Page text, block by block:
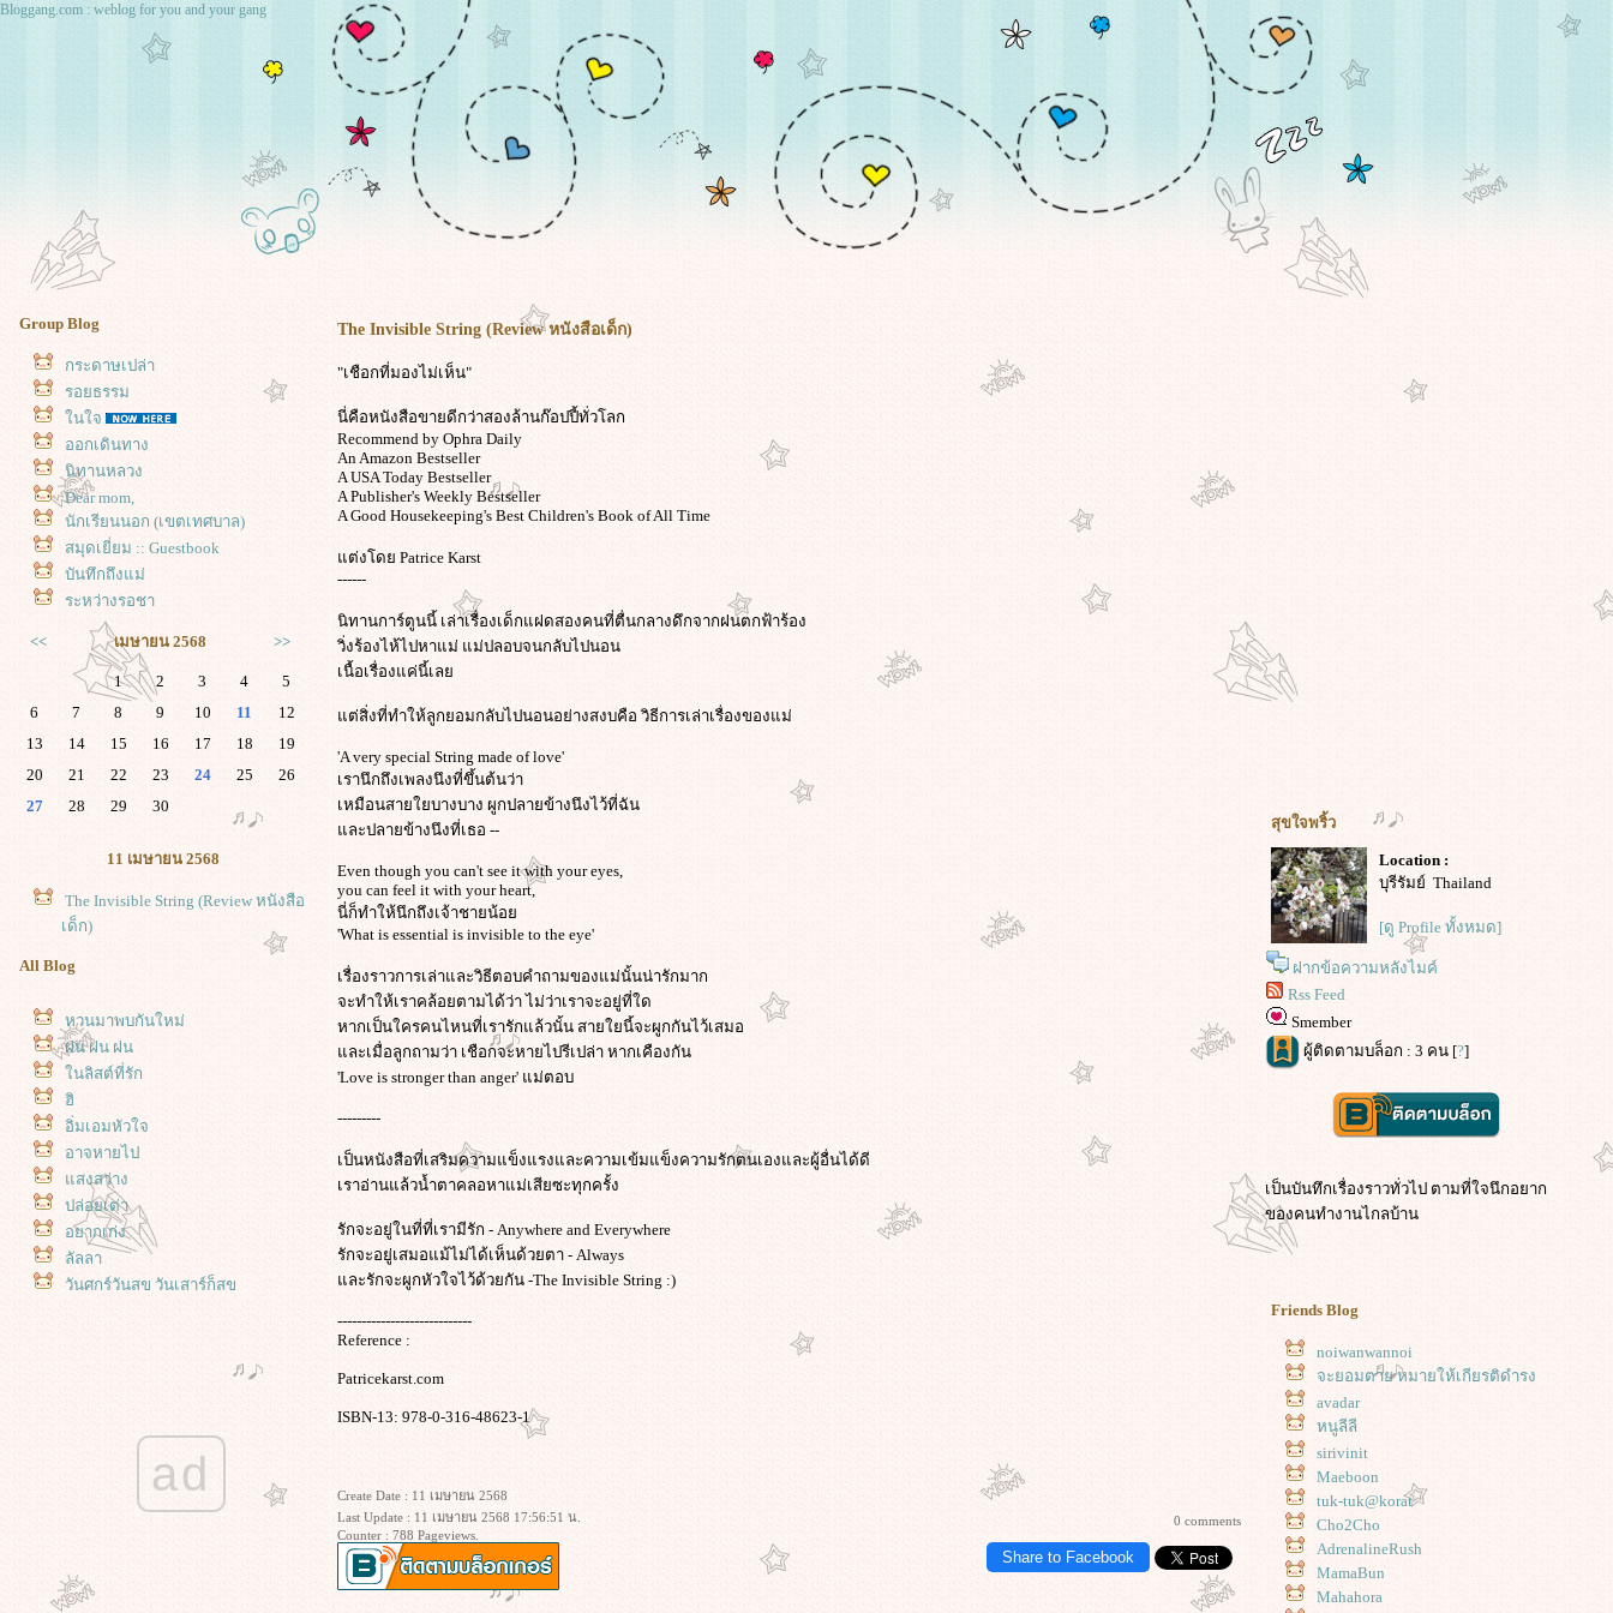
Bloggang.com : weblog for you and your gang
Group Blog
กระดาษเปล่า
รอยธรรม
นใจ
ออกเดินทาง
นิทานหลวง
Dear mom,
นักเรียนนอก (เขตเทศบาล)
สมุดเยี่ยม :: Guestbook
บันทึกถึงแม่
ระหว่างรอชา
<< เมษายน 2568 >>
1 2 3 4
5
6
7 8 9 10 11
12
13
14 15 16 17 18
19
20
21 22 23 24 25
26
27
28 29 30
11 เมษายน 2568
The Invisible String (Review หนังสือ
เด็ก)
All Blog
หวนมาพบกันใหม่
ฝน ฝน ฝน
นลิสต์ที่รัก
ฮิ
อิ่มเอมหัวใจ
อาจหายไป
สงสว่าง
ปล่อยเต่า
อยากเก่ง
ลัลลา
วันศุกร์วันสุข วันเสาร์ก็สุข
เดซี่ เดฟ สะระแหน่ และ คุณนายตื่น
สวนของฉัน : วันหยุดที่แดดไม่แรง
สวนของฉัน : กระสุนพระอินทร์ ทาก
บุ้ง และความยุ่งๆ ของหัวใจ
นางในวรรณคดี และน้ำหลายดีกรี
ad
The Invisible String (Review หนังสือเด็ก)
"เชือกที่มองไม่เห็น"
นี่คือหนังสือขายดีกว่าสองล้านก๊อปปี้ทั่วโลก
Recommend by Ophra Daily
An Amazon Bestseller
A USA Today Bestseller
A Publisher's Weekly Bestseller
A Good Housekeeping's Best Children's Book of All Time
ต่งโดย Patrice Karst
------
นิทานการ์ตูนนี้ เล่าเรื่องเด็กแฝดสองคนที่ตื่นกลางดึกจากฝนตกฟ้าร้อง
วิ่งร้องไห้ไปหาแม่ แม่ปลอบจนกลับไปนอน
เนื้อเรื่องแค่นี้เล
ต่สิ่งที่ทำให้ลูกยอมกลับไปนอนอย่างสงบคือ วิธีการเล่าเรื่องของแม่
'A very special String made of love'
เรานึกถึงเพลงนึงที่ขึ้นต้นว่า
เหมือนสายใยบางบาง ผูกปลายข้างนึงไว้ที่ฉัน
ละปลายข้างนึงที่เธอ --
Even though you can't see it with your eyes,
you can feel it with your heart,
นี่ก็ทำให้นึกถึงเจ้าชายน้อ
'What is essential is invisible to the eye'
เรื่องราวการเล่าและวิธีตอบคำถามของแม่นั้นน่ารักมาก
จะทำให้เราคล้อยตามได้ว่า ไม่ว่าเราจะอยู่ที่ใด
หากเป็นใครคนไหนที่เรารักแล้วนั้น สายใยนี้จะผูกกันไว้เสมอ
ละเมื่อลูกถามว่า เชือกจะหายไปรีเปล่า หากเคืองกัน
'Love is stronger than anger' แม่ตอบ
---------
เป็นหนังสือที่เสริมความแข็งแรงและความเข้มแข็งความรักตนเองและผู้อื่นได้ดี
เราอ่านแล้วน้ำตาคลอหาแม่เสียซะทุกครั้ง
รักจะอยู่ในที่ที่เรามีรัก - Anywhere and Everywhere
รักจะอยู่เสมอแม้ไม่ได้เห็นด้วยตา - Always
ละรักจะผูกหัวใจไว้ด้วยกัน -The Invisible String :)
----------------------------
Reference :
Patricekarst.com
ISBN-13: 978-0-316-48623-1
Create Date : 11 เมษายน 2568
Last Update : 11 เมษายน 2568 17:56:51 น.
Counter : 788 Pageviews.
0 comments
Share to Facebook
สุขใจพริ้ว
Location :
บุรีรัมย์ Thailand
[ดู Profile ทั้งหมด]
ฝากข้อความหลังไมค์
Rss Feed
Smember
ผู้ติดตามบล็อก : 3 คน [?]
เป็นบันทึกเรื่องราวทั่วไป ตามที่ใจนึกอยาก
ของคนทำงานไกลบ้าน
Friends Blog
noiwanwannoi
จะยอมตาย หมายให้เกียรติดำรง
avadar
หนูลีลี
sirivinit
Maeboon
tuk-tuk@korat
Cho2Cho
AdrenalineRush
MamaBun
Mahahora